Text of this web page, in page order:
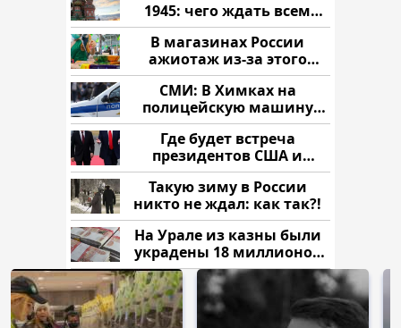
1945: чего ждать всем
нам?
В магазинах России
ажиотаж из-за этого
продукта: что купить?
СМИ: В Химках на
полицейскую машину
напали и подожгли.
Где будет встреча
президентов США и
России: Европа?
Такую зиму в России
никто не ждал: как так?!
На Урале из казны были
украдены 18 миллионов
рублей